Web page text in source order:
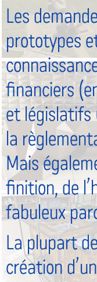
Les
prototypes
financiers
et législatifs
la
Mais
finition, de
fabuleux
La plupart
création